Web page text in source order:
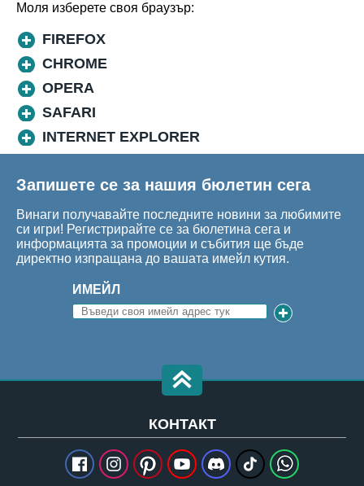
Моля изберете своя браузър:
FIREFOX
CHROME
OPERA
SAFARI
INTERNET EXPLORER
Запишете се за нашия бюлетин сега
Винаги получавайте последните новини за любимите
си игри! Регистрирайте се за бюлетина сега и
информацията за промоции и събития ще бъде
директно изпращана до вашата имейл кутия.
ИМЕЙЛ
КОНТАКТ